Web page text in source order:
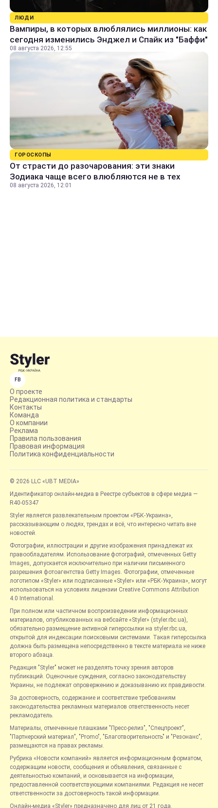
ЛЮДИ
Вампиры, в которых влюблялись миллионы: как
сегодня изменились Энджел и Спайк из "Баффи"
08 августа 2026, 12:55
ГОРОСКОПЫ
От страсти до разочарования: эти знаки
Зодиака чаще всего влюбляются не в тех
08 августа 2026, 12:01
FB
О проекте
Редакционная политика и стандарты
Контакты
Команда
О компании
Реклама
Правила пользования
Правовая информация
Политика конфиденциальности
© 2026 LLC «UBT MEDIA»
Идентификатор онлайн-медиа в Реестре субъектов в сфере медиа —
R40-05347
Styler является развлекательным проектом «РБК-Украина»,
рассказывающим о людях, трендах и всё, что интересно читать вне
новостей.
Фотографии, иллюстрации и другие изображения принадлежат их
правообладателям. Использование фотографий, отмеченных Getty
Images, допускается исключительно при наличии письменного
разрешения фотоагентства Getty Images. Фотографии, отмеченные
логотипом «Styler» или подписанные «Styler» или «РБК-Украина», могут
использоваться на условиях лицензии Creative Commons Attribution
4.0 International.
При полном или частичном воспроизведении информационных
материалов, опубликованных на вебсайте «Styler» (styler.rbc.ua),
обязательно размещение активной гиперссылки на styler.rbc.ua,
открытой для индексации поисковыми системами. Такая гиперссылка
должна быть размещена непосредственно в тексте материала не ниже
второго абзаца.
Редакция "Styler" может не разделять точку зрения авторов
публикаций. Оценочные суждения, согласно законодательству
Украины, не подлежат опровержению и доказыванию их правдивости.
За достоверность, содержание и соответствие требованиям
законодательства рекламных материалов ответственность несет
рекламодатель.
Материалы, отмеченные плашками "Пресс-релиз", "Спецпроект",
"Партнерский материал", "Promo", "Благотворительность" и "Резонанс",
размещаются на правах рекламы.
Рубрика «Новости компаний» является информационным форматом,
содержащим новости, сообщения и объявления, связанные с
деятельностью компаний, и основывается на информации,
предоставленной соответствующими компаниями. Редакция не несет
ответственности за достоверность такой информации.
Онлайн-медиа «Styler» предназначено для лиц от 21 года.